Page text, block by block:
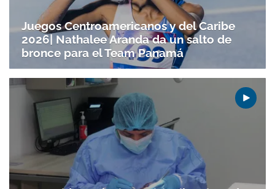
Juegos Centroamericanos y del Caribe
2026| Nathalee Aranda da un salto de
bronce para el Team Panamá